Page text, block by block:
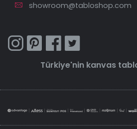
showroom@tabloshop.com
Türkiye'nin kanvas